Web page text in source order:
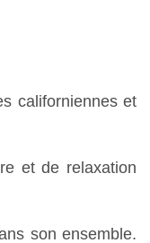
californiennes et
et de relaxation
son ensemble.